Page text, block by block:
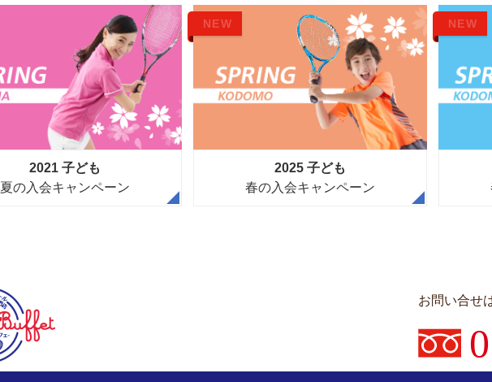
2021 子ども
夏の入会キャンペーン
NEW
2025 子ども
春の入会キャンペーン
NEW
お問い合せ